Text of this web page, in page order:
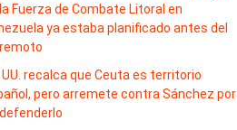
Fuerza de Combate Litoral en
ya estaba planificado antes del
UU. recalca que Ceuta es territorio
pero arremete contra Sánchez por